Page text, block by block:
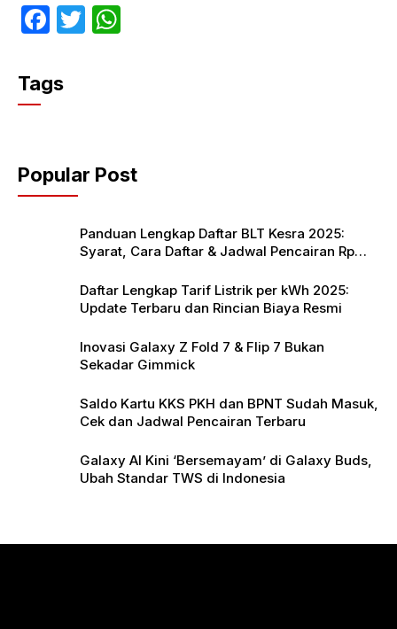
F
c
e
o
o
T
p
p
Tags
Popular Post
Panduan Lengkap Daftar BLT Kesra 2025:
Syarat, Cara Daftar & Jadwal Pencairan Rp
Daftar Lengkap Tarif Listrik per kWh 2025:
Update Terbaru dan Rincian Biaya Resmi
Inovasi Galaxy Z Fold 7 & Flip 7 Bukan
Sekadar Gimmick
Saldo Kartu KKS PKH dan BPNT Sudah Masuk,
Cek dan Jadwal Pencairan Terbaru
Galaxy AI Kini ‘Bersemayam’ di Galaxy Buds,
Ubah Standar TWS di Indonesia